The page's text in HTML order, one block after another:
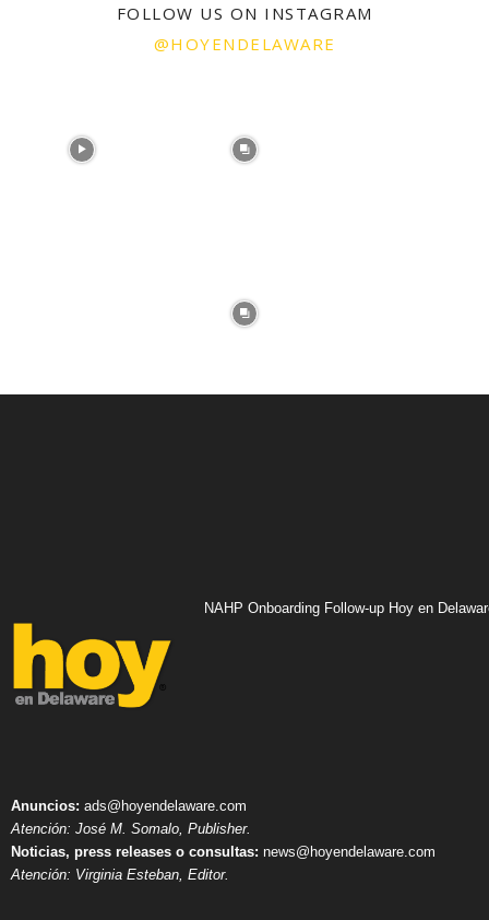
FOLLOW US ON INSTAGRAM
@HOYENDELAWARE
NAHP Onboarding Follow-up Hoy en
Anuncios: ads@hoyendelaware.com
Atención: José M. Somalo, Publisher.
Noticias, press releases o consultas: news@hoyendelaware.com
Atención: Virginia Esteban, Editor.